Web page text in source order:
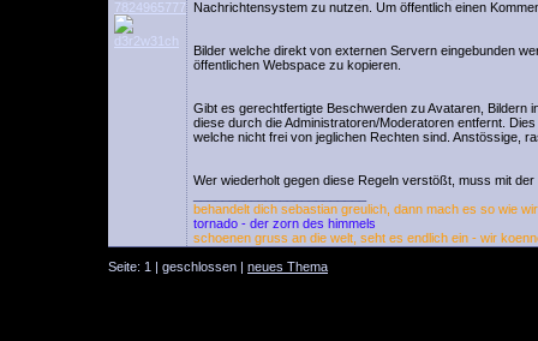
Nachrichtensystem zu nutzen. Um öffentlich einen
Bilder welche direkt von externen Servern eingebunden
öffentlichen Webspace zu kopieren.
Gibt es gerechtfertigte Beschwerden zu Avataren, Bildern
diese durch die Administratoren/Moderatoren entfernt.
welche nicht frei von jeglichen Rechten sind. Anstössige,
Wer wiederholt gegen diese Regeln verstößt, muss mit
behandelt dich sebastian greulich, dann mach es so wie
tornado - der zorn des himmels
schoenen gruss an die welt, seht es endlich ein - wir
Seite: 1 | geschlossen | neues Thema